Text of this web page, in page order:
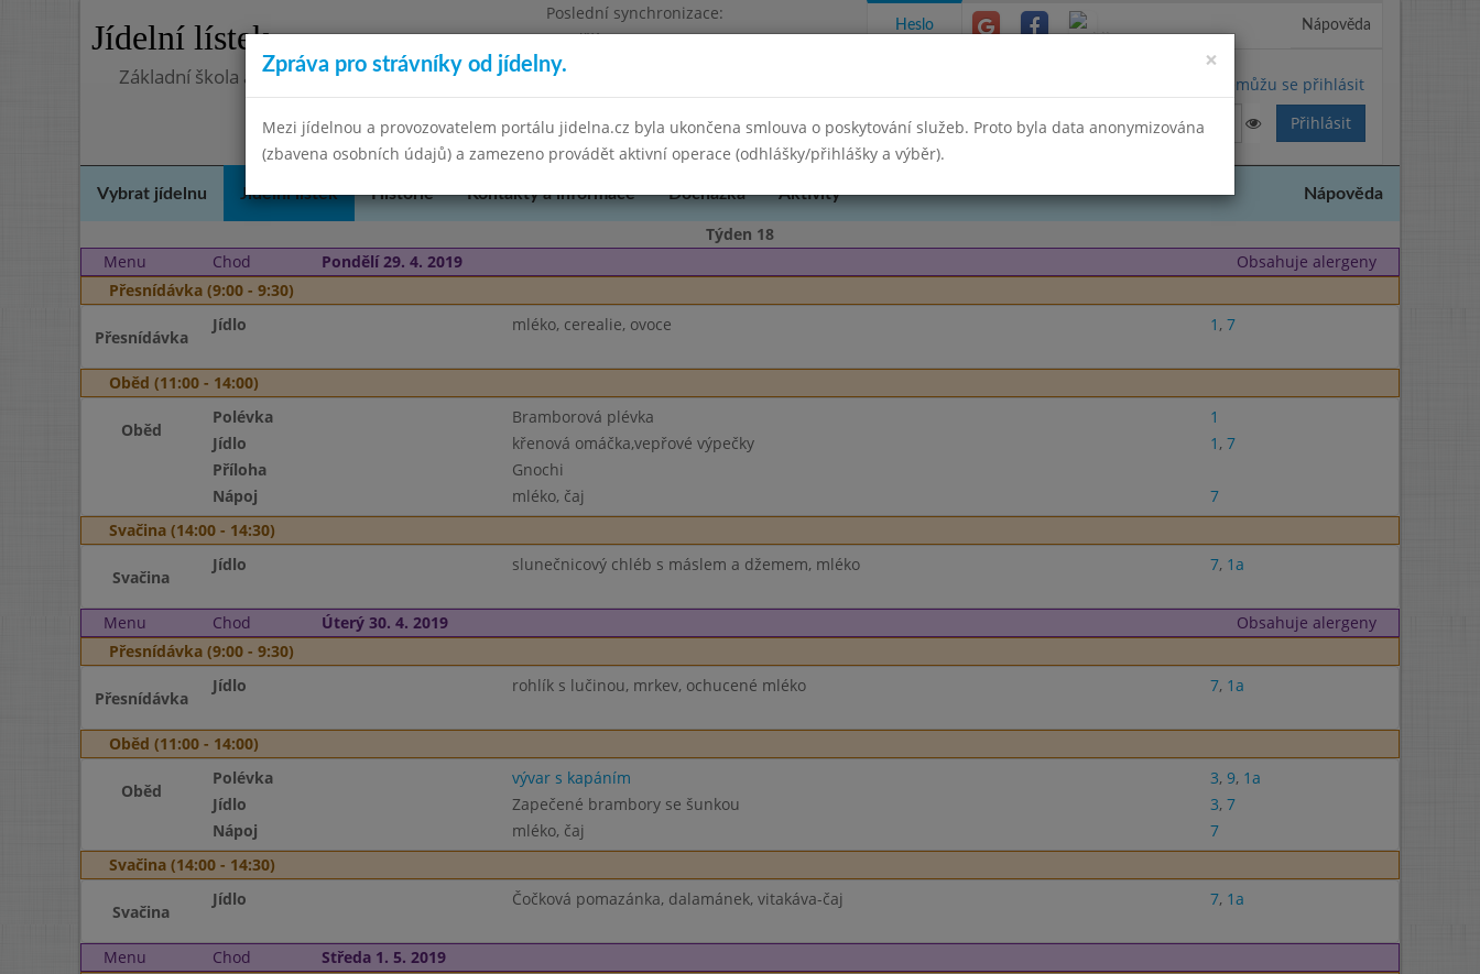
Jídelní lístek
Poslední synchronizace:
Pondělí 30.6.2025 15:21
Základní škola a Mateřská škola Telnice, okres Brno-venkov, příspěvková organizace
Heslo Nápověda
Nemůžu se přihlásit
Vybrat jídelnu Jídelní lístek Historie Kontakty a informace Docházka Aktivity Nápověda
Týden 18
Menu
Chod Pondělí 29. 4. 2019
Obsahuje alergeny
Přesnídávka (9:00 - 9:30)
Přesnídávka
Jídlo mléko, cerealie, ovoce 1 , 7
Oběd (11:00 - 14:00)
Oběd
Polévka Bramborová plévka
1
Jídlo
křenová omáčka,vepřové výpečky 1 , 7
Příloha
Gnochi
Nápoj
mléko, čaj
7
Svačina (14:00 - 14:30)
Svačina
Jídlo slunečnicový chléb s máslem a džemem, mléko 7, 1a
Menu Chod Úterý 30. 4. 2019
Obsahuje alergeny
Přesnídávka (9:00 - 9:30)
Přesnídávka
Jídlo rohlík s lučinou, mrkev, ochucené mléko 7, 1a
Oběd (11:00 - 14:00)
Oběd
Polévka vývar s kapáním 3, 9, 1a
Jídlo
Zapečené brambory se šunkou 3, 7
Nápoj
mléko, čaj
7
Svačina (14:00 - 14:30)
Svačina
Jídlo Čočková pomazánka, dalamánek, vitakáva-čaj 7, 1a
Menu Chod
Středa 1. 5. 2019
×
Zpráva pro strávníky od jídelny.
Mezi jídelnou a provozovatelem portálu jidelna.cz byla ukončena smlouva o poskytování služeb. Proto byla data anonymizována
(zbavena osobních údajů) a zamezeno provádět aktivní operace (odhlášky/přihlášky a výběr).